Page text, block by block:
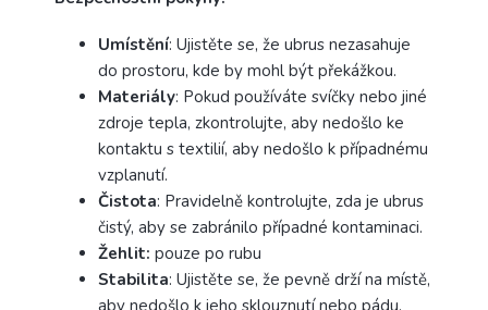
Umístění: Ujistěte se, že ubrus nezasahuje
do prostoru, kde by mohl být překážkou.
Materiály: Pokud používáte svíčky nebo jiné
zdroje tepla, zkontrolujte, aby nedošlo ke
kontaktu s textilií, aby nedošlo k případnému
vzplanutí.
Čistota: Pravidelně kontrolujte, zda je ubrus
čistý, aby se zabránilo případné kontaminaci.
Žehlit: pouze po rubu
Stabilita: Ujistěte se, že pevně drží na místě,
aby nedošlo k jeho sklouznutí nebo pádu.